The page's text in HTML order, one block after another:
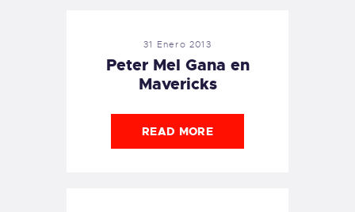
31 Enero 2013
Peter Mel Gana en
Mavericks
READ MORE